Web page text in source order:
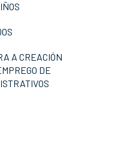
A CREACIÓN
DE